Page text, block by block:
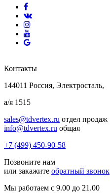
Контакты
144011 Россия, Электросталь,
а/я 1515
sales@tdvertex.ru отдел продаж
info@tdvertex.ru общая
+7 (499) 450-90-58
Позвоните нам
или закажите обратный звонок
Мы работаем с 9.00 до 21.00